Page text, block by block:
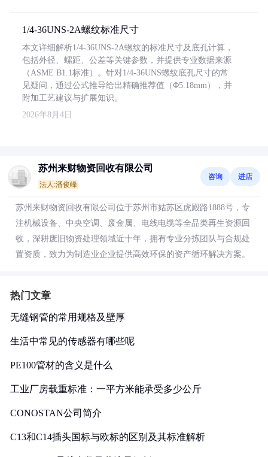
1/4-36UNS-2A螺纹标准尺寸
本文详细解析1/4-36UNS-2A螺纹的标准尺寸及底孔计算，
包括外径、螺距、公差等关键参数，并提供专业数据来源
（ASME B1.1标准）。针对1/4-36UNS螺纹底孔尺寸的常
见疑问，通过公式推导给出精确推荐值（Φ5.18mm），并
附加工艺建议与扩展知识。
2026年8月4日
苏州来财物资回收有限公司
法人:潘俊峰
咨询 进店
苏州来财物资回收有限公司位于苏州市姑苏区虎殿路1888号，专
注机械设备、中央空调、废金属、电线电缆等全品类再生资源回
收，深耕废旧物资处理领域近十年，拥有专业分拣团队与合规处
置资质，致力为制造业企业提供高效环保的资产循环解决方案。
热门文章
无缝钢管的常用规格及壁厚
生活中常见的传感器有哪些呢
PE100管材的含义是什么
工业厂房载重标准：一平方米能承受多少公斤
CONOSTAN公司简介
C13和C14插头国标与欧标的区别及其标准解析